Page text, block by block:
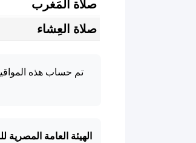
صلاة المَغرب
صلاة العِشاء
تم حساب هذه
الهيئة العامة المصرية